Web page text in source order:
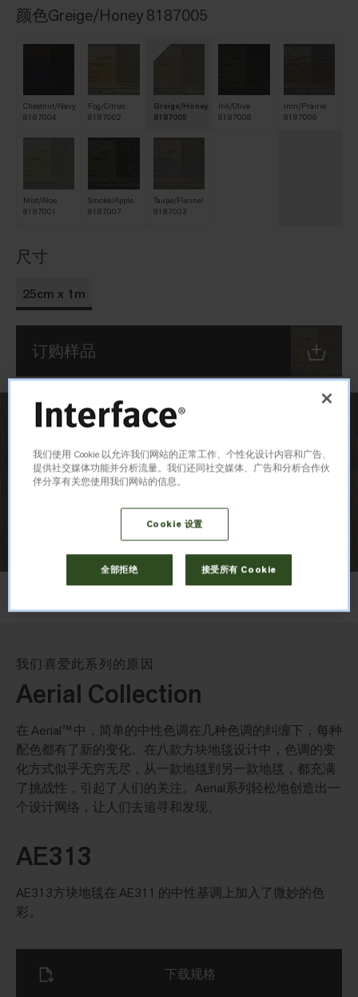
颜色Greige/Honey 8187005
Chestnut/Navy
8187004
Fog/Citrus
8187002
Greige/Honey
8187005
Ink/Olive
8187008
Iron/Prairie
8187006
Mist/Aloe
8187001
Smoke/Apple
8187007
Taupe/Flannel
8187003
尺寸
25cm x 1m
订购样品
我们喜爱此系列的原因
Aerial Collection
在 Aerial™ 中，简单的中性色调在几种色调的纠缠下，每种
配色都有了新的变化。在八款方块地毯设计中，色调的变
化方式似乎无穷无尽，从一款地毯到另一款地毯，都充满
了挑战性，引起了人们的关注。Aerial系列轻松地创造出一
个设计网络，让人们去追寻和发现。
AE313
AE313方块地毯在 AE311 的中性基调上加入了微妙的色
彩。
下载规格
我们使用 Cookie 以允许我们网站的正常工作、个性化设计内容和广告、
提供社交媒体功能并分析流量。我们还同社交媒体、广告和分析合作伙
伴分享有关您使用我们网站的信息。
Cookie 设置
全部拒绝 接受所有 Cookie